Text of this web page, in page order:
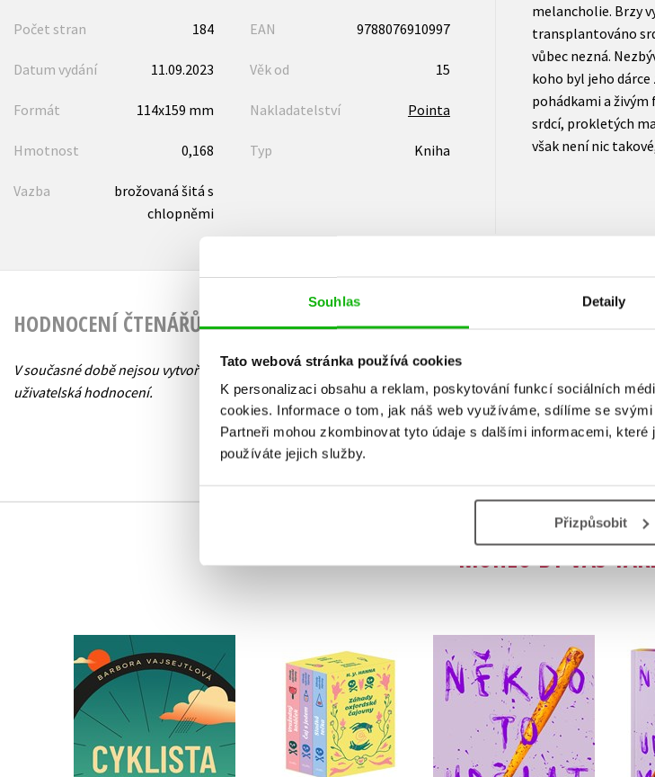
Souhlas Detaily
Tato webová stránka používá cookies
K personalizaci obsahu a reklam, poskytování funkcí sociálních
cookies. Informace o tom, jak náš web využíváme, sdílíme se
Partneři mohou zkombinovat tyto údaje s dalšími informacemi,
používáte jejich služby.
Přizpůsobit
Počet stran 184 EAN 9788076910997
Datum vydání 11.09.2023 Věk od 15
Formát 114x159 mm Nakladatelství Pointa
Hmotnost 0,168 Typ Kniha
Vazba
brožovaná šitá s
chlopněmi
melancholie. Brzy
transplantováno
vůbec nezná.
koho byl jeho dárce
pohádkami a
srdcí, prokletých
však není nic
HODNOCENÍ ČTENÁŘŮ
V současné době nejsou vytvořena žádná
uživatelská hodnocení.
Vaše hodnocení
Uživatelskou recenzi mohou vkládat
MOHLO BY VÁS
Cyklista
Barbora Vajsejtlová
Záhady oxfordské
čajovny - BOX
H. Y. Hanna
Někdo to udělat musel
Velikovsky
,
Radka Třeštíková
-